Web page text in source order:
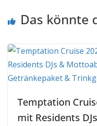
Das könnte
Temptation
mit Residents